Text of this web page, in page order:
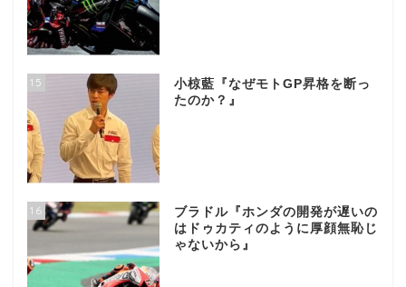
15
小椋藍『なぜモトGP昇格を断っ
たのか？』
16
ブラドル『ホンダの開発が遅いの
はドゥカティのように厚顔無恥じ
ゃないから』